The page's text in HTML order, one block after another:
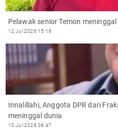
Pelawak senior Temon
12 Jul 2026 15:16
Innalillahi, Anggota DPR dari
meninggal dunia
10 Jul 2026 06:47